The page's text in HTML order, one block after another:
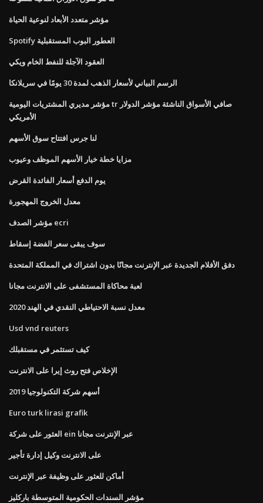
مؤشر متعدد الأبعاد لنوعية الحياة
Spotify العطور البوب ​​المستقبلية
العقود الآجلة للنفط الخام ويكي
الرسم البياني لأسعار الذهب لمدة 30 يومًا في سريلانكا
مؤشر مديري المشتريات اليومية tr صافي الأسواق الناشئة مؤشر الدولار
الأمريكي
لنا جرس افتتاح سوق الأسهم
مزايا خطة خيار الأسهم الموظف وعيوب
يوم الدفع أسعار الفائدة القرض
معدل الخروج المهجورة
مؤشر الصدف ecri
سوف يبقى سعر الفضة إسقاط
دفق الأفلام الجديدة عبر الإنترنت مجانًا بدون اشتراك في المملكة المتحدة
لعبة محاكاة المستشفى على الانترنت مجانا
معدل نسبة الاحتياطي النقدي في الهند 2020
Usd vnd reuters
كيف تستثمر في مستقبلك
الإخلاص فتح روث إيرا على الانترنت
أسهم شركة التكنولوجيا 2019
Euro turk lirasi grafik
العثور على شركة ein عبر الإنترنت مجانا
على الانترنت وكيل إدارة تأجير
أماكن للعثور على وظيفة عبر الإنترنت
مؤشر السندات الحكومية المتوسطة باركليز